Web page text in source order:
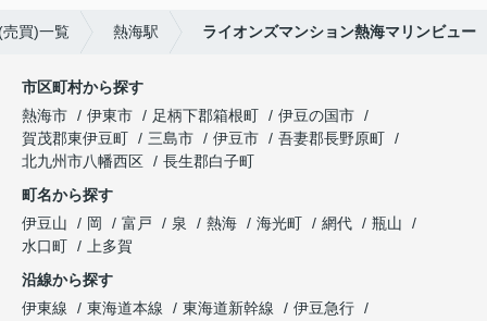
買)一覧 熱海駅 ライオンズマンション熱海マリンビュー
市区町村から探す
熱海市
伊東市 足柄下郡箱根町
伊豆の国市
賀茂郡東伊豆町
三島市 伊豆市
吾妻郡長野原町
北九州市八幡西区
長生郡白子町
町名から探す
伊豆山
岡 富戸 泉 熱海 海光町 網代
瓶山
水口町
上多賀
沿線から探す
伊東線
東海道本線 東海道新幹線
伊豆急行